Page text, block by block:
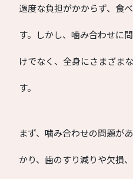
過度な負担がかからず、食
す。しかし、噛み合わせに
けでなく、全身にさまざま
す。
まず、噛み合わせの問題が
かり、歯のすり減りや欠損